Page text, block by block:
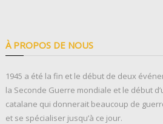
À PROPOS DE NOUS
1945 a été la fin et le début de deux
la Seconde Guerre mondiale et le début
catalane qui donnerait beaucoup de
et se spécialiser jusqu’à ce jour.